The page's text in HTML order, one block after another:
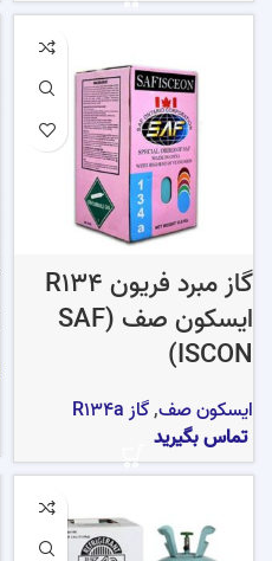
گاز مبرد فریون R134
ایسکون صف (SAF
ISCON)
ایسکون صف,گاز R134a
تماس بگیرید